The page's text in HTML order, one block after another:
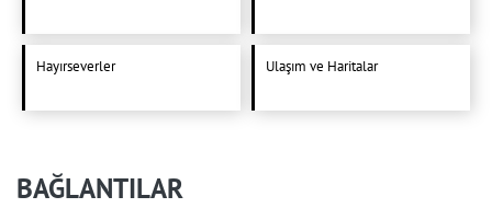
Hayırseverler Ulaşım ve Haritalar
BAĞLANTILAR